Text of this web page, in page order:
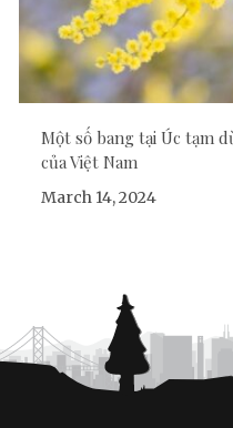
Một số bang tại Úc tạm
của Việt Nam
March 14, 2024